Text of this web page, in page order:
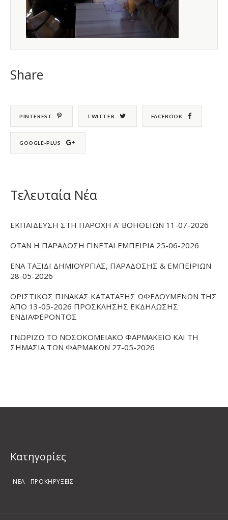
Share
PINTEREST TWITTER FACEBOOK
GOOGLE-PLUS
Τελευταία Νέα
ΕΚΠΑΙΔΕΥΣΗ ΣΤΗ ΠΑΡΟΧΗ Α' ΒΟΗΘΕΙΩΝ 11-07-2026
ΟΤΑΝ Η ΠΑΡΑΔΟΣΗ ΓΙΝΕΤΑΙ ΕΜΠΕΙΡΙΑ 25-06-2026
ΕΝΑ ΤΑΞΙΔΙ ΔΗΜΙΟΥΡΓΙΑΣ, ΠΑΡΑΔΟΣΗΣ & ΕΜΠΕΙΡΙΩΝ
28-05-2026
ΟΡΙΣΤΙΚΟΣ ΠΙΝΑΚΑΣ ΚΑΤΑΤΑΞΗΣ ΩΦΕΛΟΥΜΕΝΩΝ ΤΗΣ
ΑΠΟ 13-05-2026 ΠΡΟΣΚΛΗΣΗΣ ΕΚΔΗΛΩΣΗΣ
ΕΝΔΙΑΦΕΡΟΝΤΟΣ
ΓΝΩΡΙΖΩ ΤΟ ΝΟΣΟΚΟΜΕΙΑΚΟ ΦΑΡΜΑΚΕΙΟ ΚΑΙ ΤΗ
ΣΗΜΑΣΙΑ ΤΩΝ ΦΑΡΜΑΚΩΝ 27-05-2026
Kατηγορίες
ΝΕΑ ΠΡΟΚΗΡΥΞΕΙΣ